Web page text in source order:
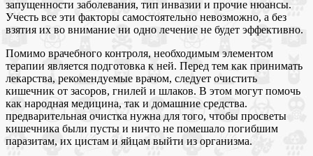
запущенности заболевания, тип инвазии и прочие нюансы.
Учесть все эти факторы самостоятельно невозможно, а без
взятия их во внимание ни одно лечение не будет эффективно.
Помимо врачебного контроля, необходимым элементом
терапии является подготовка к ней. Перед тем как принимать
лекарства, рекомендуемые врачом, следует очистить
кишечник от засоров, гнилей и шлаков. В этом могут помочь
как народная медицина, так и домашние средства.
предварительная очистка нужна для того, чтобы просветы
кишечника были пусты и ничто не помешало погибшим
паразитам, их цистам и яйцам выйти из организма.